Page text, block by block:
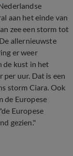
aan het einde van
zee een storm tot
allernieuwste
er weer
de kust in het
uur. Dat is een
storm Ciara. Ook
de Europese
Europese
gezien."